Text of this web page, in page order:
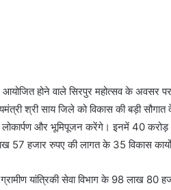
होने वाले सिरपुर महोत्सव के अवसर
श्री साय जिले को विकास की बड़ी
लोकार्पण और भूमिपूजन करेंगे। इनमें 40
57 हजार रुपए की लागत के 35 विकास
ग्रामीण यांत्रिकी सेवा विभाग के 98 लाख 80